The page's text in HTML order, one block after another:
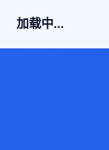
加载中...